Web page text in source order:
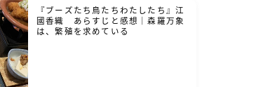
『ブーズたち鳥たちわたしたち』江
國香織 あらすじと感想｜森羅万象
は、繁殖を求めている